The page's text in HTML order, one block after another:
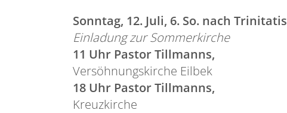
Sonntag, 12. Juli, 6. So. nach Trinitatis
Einladung zur Sommerkirche
11 Uhr Pastor Tillmanns,
Versöhnungskirche Eilbek
18 Uhr Pastor Tillmanns,
Kreuzkirche